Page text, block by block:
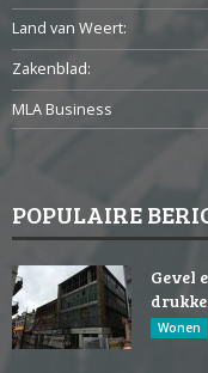
Land van Weert:
Zakenblad:
MLA Business
POPULAIRE
Gevel
Wonen